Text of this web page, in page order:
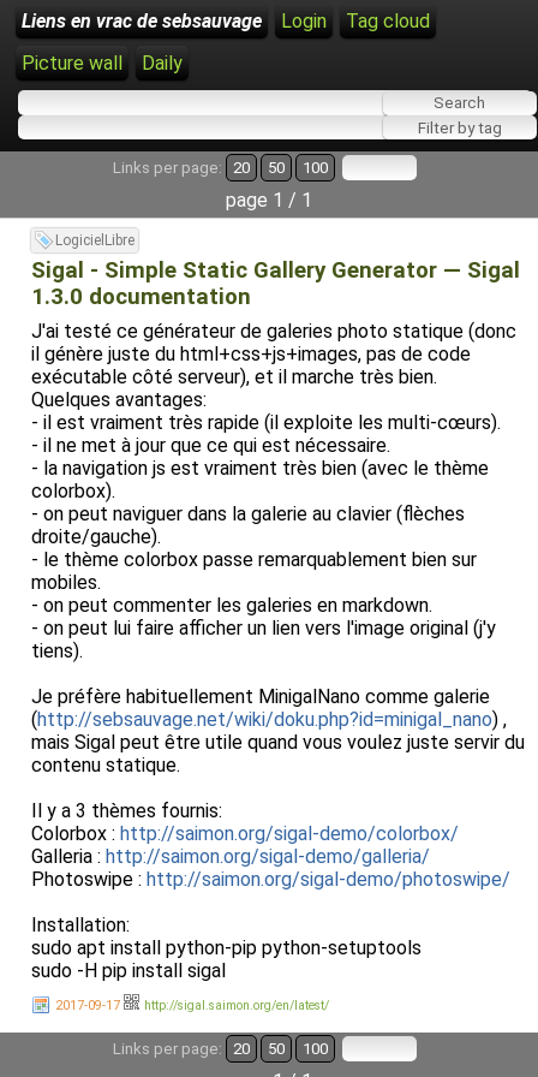
Liens en vrac de sebsauvage Login
Tag cloud
Picture wall
Daily
Links per page: 20 50 100
page 1 / 1
LogicielLibre
Sigal - Simple Static Gallery Generator — Sigal
1.3.0 documentation
J'ai testé ce générateur de galeries photo statique (donc
il génère juste du html+css+js+images, pas de code
exécutable côté serveur), et il marche très bien.
Quelques avantages:
- il est vraiment très rapide (il exploite les multi-cœurs).
- il ne met à jour que ce qui est nécessaire.
- la navigation js est vraiment très bien (avec le thème
colorbox).
- on peut naviguer dans la galerie au clavier (flèches
droite/gauche).
- le thème colorbox passe remarquablement bien sur
mobiles.
- on peut commenter les galeries en markdown.
- on peut lui faire afficher un lien vers l'image original (j'y
tiens).
Je préfère habituellement MinigalNano comme galerie
(http://sebsauvage.net/wiki/doku.php?id=minigal_nano) ,
mais Sigal peut être utile quand vous voulez juste servir du
contenu statique.
Il y a 3 thèmes fournis:
Colorbox : http://saimon.org/sigal-demo/colorbox/
Galleria : http://saimon.org/sigal-demo/galleria/
Photoswipe : http://saimon.org/sigal-demo/photoswipe/
Installation:
sudo apt install python-pip python-setuptools
sudo -H pip install sigal
2017-09-17 http://sigal.saimon.org/en/latest/
Links per page: 20 50 100